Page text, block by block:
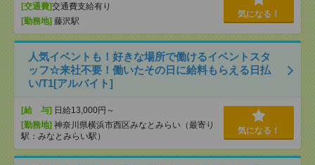
[交通費]交通費支給有り
[勤務地] 藤沢駅
気になる！
人気イベントも！好きな場所で働けるイベントスタ
ッフ☆来社不要！働いたその日に給料もらえる日払
い/T1[アルバイト]
[給 与] 日給13,000円～
[勤務地] 神奈川県横浜市西区みなとみらい（最寄り
駅：みなとみらい駅）
気になる！